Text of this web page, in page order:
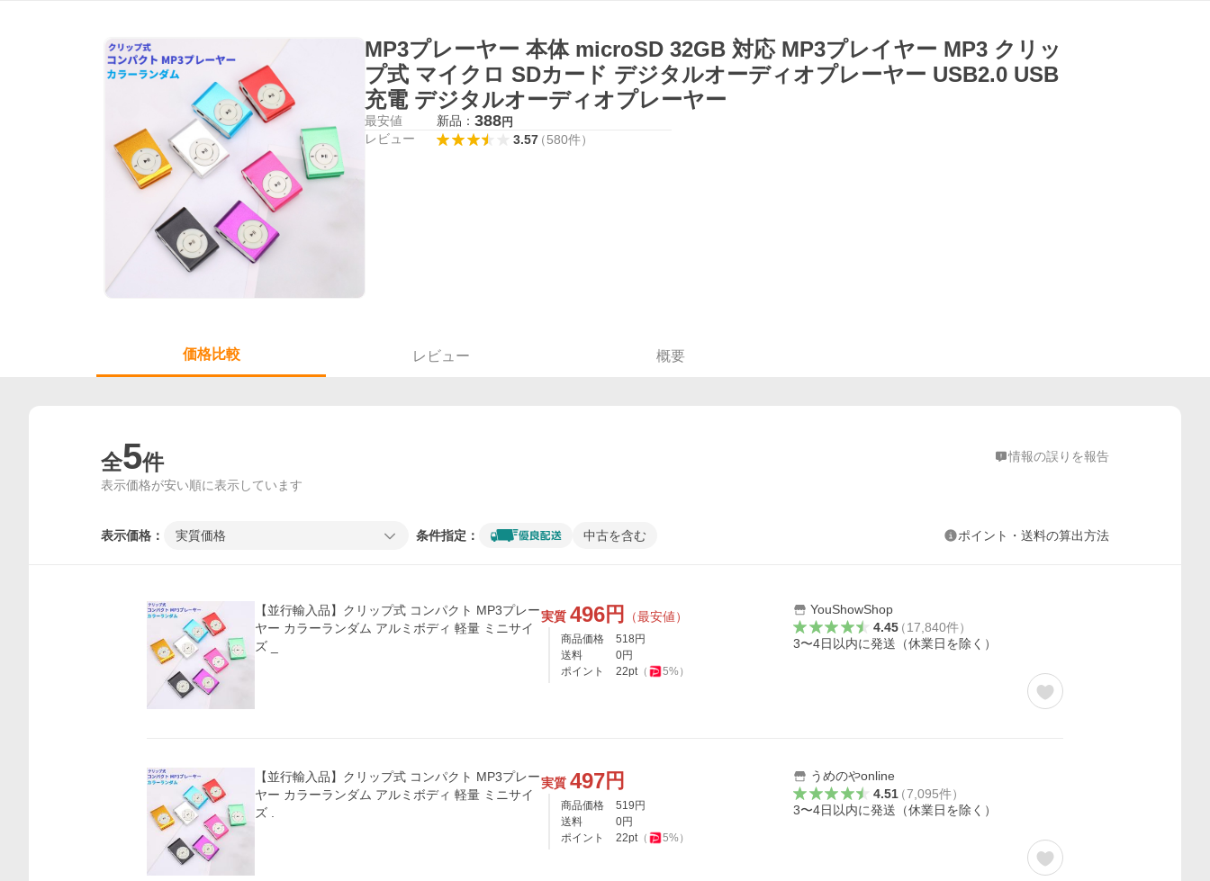
MP3プレーヤー 本体 microSD 32GB 対応 MP3プレイヤー MP3 クリッ
プ式 マイクロ SDカード デジタルオーディオプレーヤー USB2.0 USB
充電 デジタルオーディオプレーヤー
最安値 新品： 388円
レビュー 3.57（580件）
価格比較 レビュー 概要
全5件 情報の誤りを報告
表示価格が安い順に表示しています
表示価格： 実質価格 条件指定： 中古を含む ポイント・送料の算出方法
【並行輸入品】クリップ式 コンパクト MP3プレー
ヤー カラーランダム アルミボディ 軽量 ミニサイ
ズ _
実質 496円 （最安値）
商品価格 518 円
送料
0円
ポイント
22pt（ 5%）
YouShowShop
4.45（17,840件）
3〜4日以内に発送（休業日を除く）
【並行輸入品】クリップ式 コンパクト MP3プレー
ヤー カラーランダム アルミボディ 軽量 ミニサイ
ズ .
実質 497円
商品価格 519 円
送料
0円
ポイント
22pt（ 5%）
うめのやonline
4.51（7,095件）
3〜4日以内に発送（休業日を除く）